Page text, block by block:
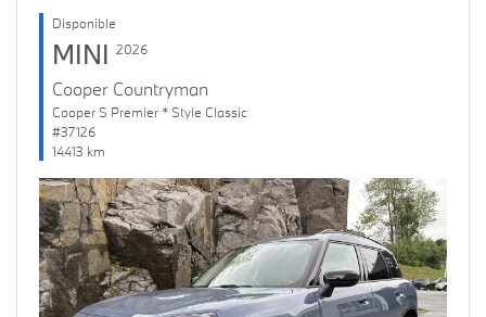
Disponible
MINI 2026
Cooper Countryman
Cooper S Premier * Style Classic
#37126
14413 km